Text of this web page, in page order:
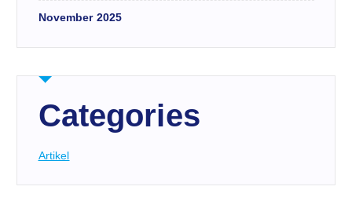
November 2025
Categories
Artikel